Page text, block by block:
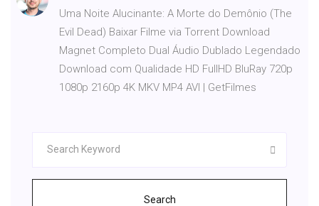
Uma Noite Alucinante: A Morte do Demônio (The
Evil Dead) Baixar Filme via Torrent Download
Magnet Completo Dual Áudio Dublado Legendado
Download com Qualidade HD FullHD BluRay 720p
1080p 2160p 4K MKV MP4 AVI | GetFilmes
Search